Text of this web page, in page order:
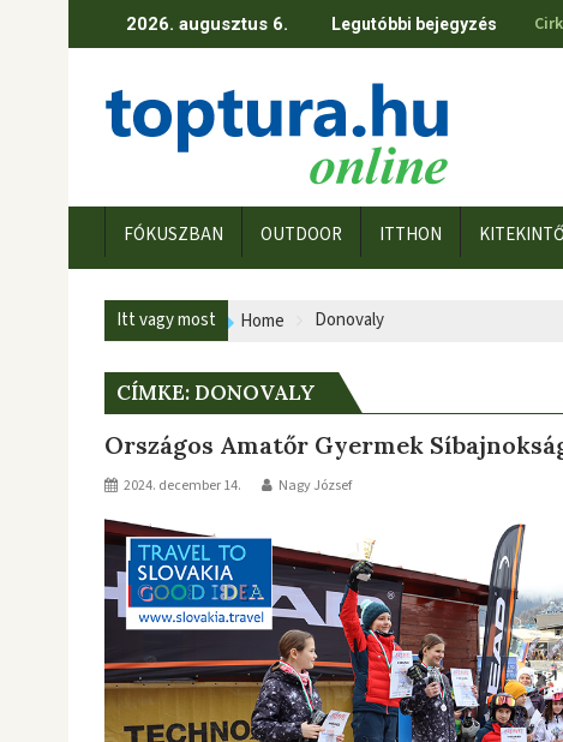
2026. augusztus 6. Legutóbbi bejegyzés
FÓKUSZBAN OUTDOOR ITTHON
Itt vagy most Home Donovaly
CÍMKE: DONOVALY
Országos Amatőr Gyermek
2024. december 14. Nagy József